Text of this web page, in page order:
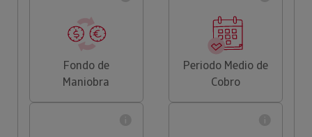
Fondo de
Maniobra
Periodo Medio de
Cobro